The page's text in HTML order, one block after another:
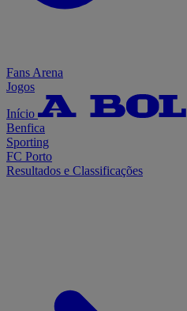
Fans Arena
Jogos
Início
Benfica
Sporting
FC Porto
Resultados e Classificações